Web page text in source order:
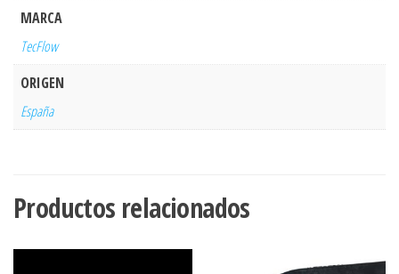
MARCA
TecFlow
ORIGEN
España
Productos relacionados